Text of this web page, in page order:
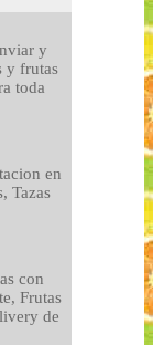
y
y frutas
toda
en
Tazas
con
Frutas
de